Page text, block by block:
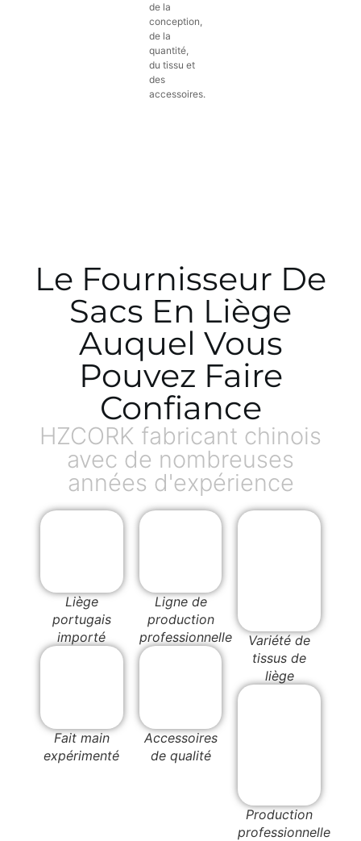
de la
conception,
de la
quantité,
du tissu et
des
accessoires.
Le Fournisseur De
Sacs En Liège
Auquel Vous
Pouvez Faire
Confiance
HZCORK fabricant chinois
avec de nombreuses
années d'expérience
Liège
portugais
importé
Fait main
expérimenté
Ligne de
production
professionnelle
Accessoires
de qualité
Variété de
tissus de
liège
Production
professionnelle